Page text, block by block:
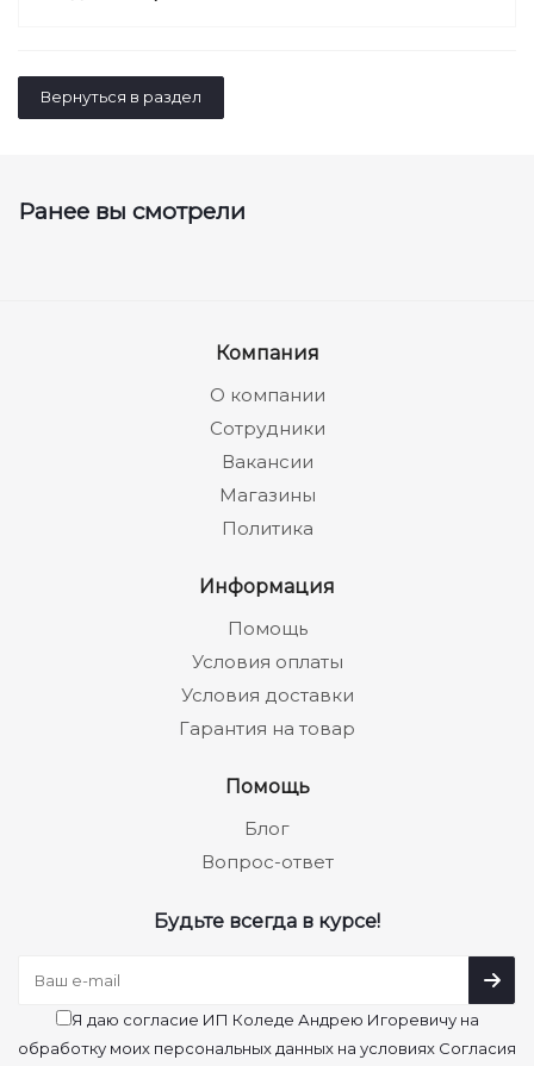
Вернуться в раздел
Ранее вы смотрели
Компания
О компании
Сотрудники
Вакансии
Магазины
Политика
Информация
Помощь
Условия оплаты
Условия доставки
Гарантия на товар
Помощь
Блог
Вопрос-ответ
Будьте всегда в курсе!
Я даю согласие ИП Коледе Андрею Игоревичу на
обработку моих персональных данных на условиях Согласия